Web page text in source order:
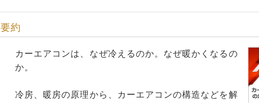
要約
カーエアコンは、なぜ冷えるのか。なぜ暖かくなるの
か。
冷房、暖房の原理から、カーエアコンの構造などを解